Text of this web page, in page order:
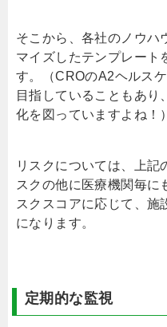
そこから、各社のノウハ
マイズしたテンプレート
す。（CROのA2ヘルス
目指していることもあり
化を図っていますよね！）
リスクについては、上記
スクの他に医療機関毎に
スクスコアに応じて、施
になります。
定期的な監視